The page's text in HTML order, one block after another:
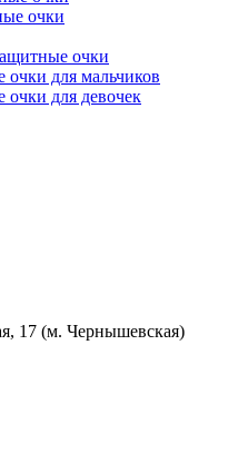
очки
очки
для мальчиков
для девочек
17 (м. Чернышевская)